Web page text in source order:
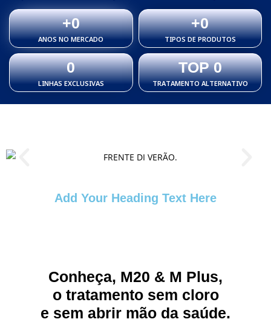
ANOS NO MERCADO
+0
TIPOS DE PRODUTOS
+0
LINHAS EXCLUSIVAS
0
TRATAMENTO ALTERNATIVO
TOP 0
Add Your Heading Text Here
Conheça, M20 & M Plus,
o tratamento sem cloro
e sem abrir mão da saúde.